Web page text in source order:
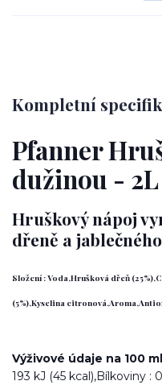
Kompletní
Pfanner
dužinou - 2L
Hruškový nápoj
dřeně a
Složení :Voda,Hrušková dřeň
(5%),Kyselina
Výživové údaje na 100
193 kJ (45 kcal),Bílkoviny :